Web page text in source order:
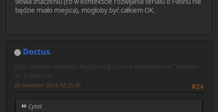
będzie miało miejsca), mogłoby być całkiem OK.
Doctus
#24
28 Grudzień 2013, 03:25:35
Cytat